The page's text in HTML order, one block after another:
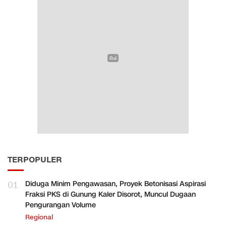
TERPOPULER
01
Diduga Minim Pengawasan, Proyek Betonisasi Aspirasi
Fraksi PKS di Gunung Kaler Disorot, Muncul Dugaan
Pengurangan Volume
Regional